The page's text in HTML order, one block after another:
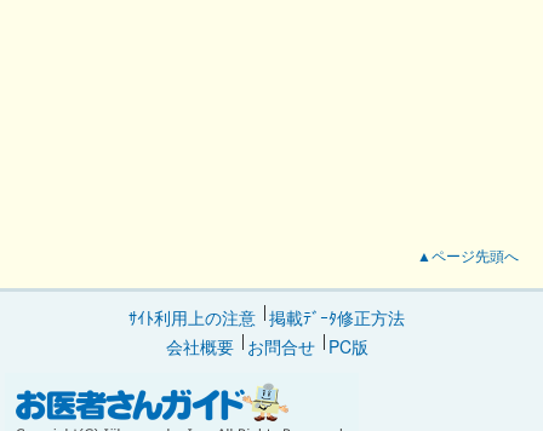
▲ページ先頭へ
ｻｲﾄ利用上の注意 掲載ﾃﾞｰﾀ修正方法
会社概要
お問合せ PC版